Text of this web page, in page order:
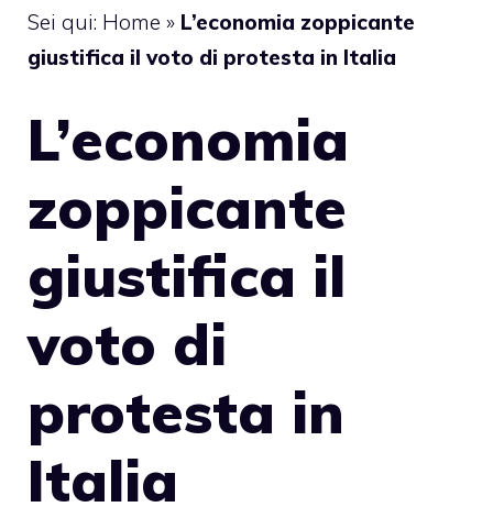
Sei qui: Home » L’economia zoppicante
giustifica il voto di protesta in Italia
L’economia
zoppicante
giustifica il
voto di
protesta in
Italia